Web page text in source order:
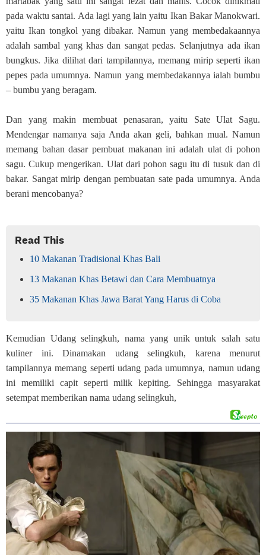
pada waktu santai. Ada lagi yang lain yaitu Ikan Bakar Manokwari.
yaitu Ikan tongkol yang dibakar. Namun yang membedakaannya
adalah sambal yang khas dan sangat pedas. Selanjutnya ada ikan
bungkus. Jika dilihat dari tampilannya, memang mirip seperti ikan
pepes pada umumnya. Namun yang membedakannya ialah bumbu
– bumbu yang beragam.
Dan yang makin membuat penasaran, yaitu Sate Ulat Sagu.
Mendengar namanya saja Anda akan geli, bahkan mual. Namun
memang bahan dasar pembuat makanan ini adalah ulat di pohon
sagu. Cukup mengerikan. Ulat dari pohon sagu itu di tusuk dan di
bakar. Sangat mirip dengan pembuatan sate pada umumnya. Anda
berani mencobanya?
Read This
10 Makanan Tradisional Khas Bali
13 Makanan Khas Betawi dan Cara Membuatnya
35 Makanan Khas Jawa Barat Yang Harus di Coba
Kemudian Udang selingkuh, nama yang unik untuk salah satu
kuliner ini. Dinamakan udang selingkuh, karena menurut
tampilannya memang seperti udang pada umumnya, namun udang
ini memiliki capit seperti milik kepiting. Sehingga masyarakat
setempat memberikan nama udang selingkuh,